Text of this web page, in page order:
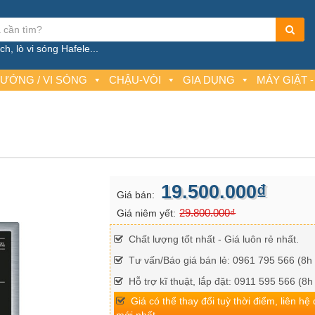
lò vi sóng Hafele...
/ VI SÓNG CHẬU-VÒI GIA DỤNG MÁY GIẶT
Giá bán: 19.500.000₫
Giá niêm yết: 29.800.000₫
Chất lượng tốt nhất - Giá luôn rẻ nhất.
Tư vấn/Báo giá bán lẻ: 0961 795 566 (8h
Hỗ trợ kĩ thuật, lắp đặt: 0911 595 566
Giá có thể thay đổi tuỳ thời điểm, liên hệ